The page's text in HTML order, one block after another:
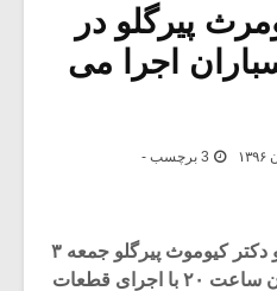
پیرگلو در
اجرا می
3 برچسب -
سومین کنسرت رسمی پیانو دکتر کیوموث پیرگلو جمعه ۳
آذر در فرهنگسرای ارسباران ساعت ۲۰ با اجرای قطعات